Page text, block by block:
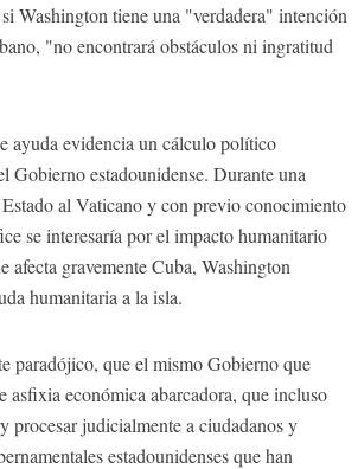
Washington tiene una "verdadera" intención
"no encontrará obstáculos ni ingratitud
ayuda evidencia un cálculo político
Gobierno estadounidense. Durante una
al Vaticano y con previo conocimiento
se interesaría por el impacto humanitario
afecta gravemente Cuba, Washington
humanitaria a la isla.
paradójico, que el mismo Gobierno que
asfixia económica abarcadora, que incluso
procesar judicialmente a ciudadanos y
estadounidenses que han